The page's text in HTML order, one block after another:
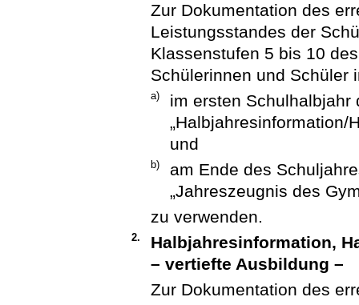
Zur Dokumentation des
Leistungsstandes der
Klassenstufen 5 bis 10
Schülerinnen und Schüler
a)
im ersten Schulhalbjahr
„Halbjahresinformation/
und
b)
am Ende des
„Jahreszeugnis des
zu verwenden.
2.
Halbjahresinformation,
– vertiefte Ausbildung –
Zur Dokumentation des